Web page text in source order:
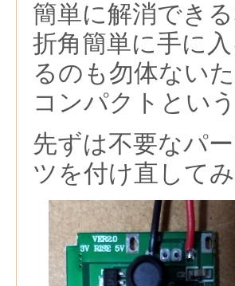
簡単に解消でき
折角簡単に手に
るのも勿体ない
コンパクトとい
先ずは不要なパ
ツを付け直して